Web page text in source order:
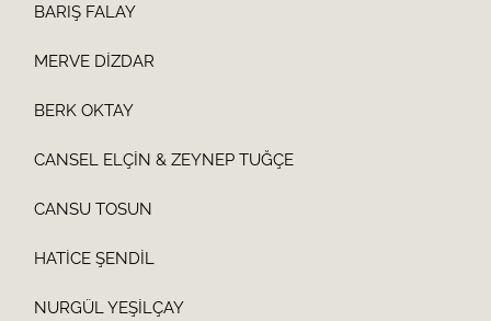
BARIŞ FALAY
MERVE DİZDAR
BERK OKTAY
CANSEL ELÇİN & ZEYNEP TUĞÇE
CANSU TOSUN
HATİCE ŞENDİL
NURGÜL YEŞİLÇAY